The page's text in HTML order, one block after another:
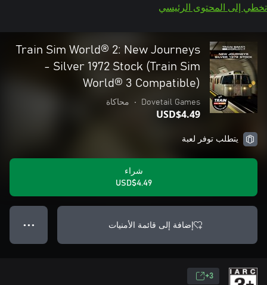
تخطي إلى المحتوى الرئيسي
Train Sim World® 2: New Journeys
- Silver 1972 Stock (Train Sim
World® 3 Compatible)
Dovetail Games
• محاكاة
USD$4.49
يتطلب توفر لعبة
شراء
USD$4.49
إضافة إلى قائمة الأمنيات ● ● ●
3+